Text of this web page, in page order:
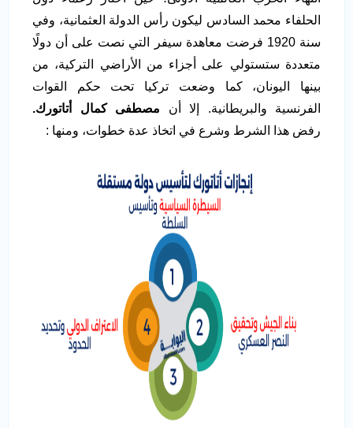
الحلفاء محمد السادس ليكون رأس الدولة العثمانية، وفي
سنة 1920 فرضت معاهدة سيفر التي نصت على أن دولًا
متعددة ستستولي على أجزاء من الأراضي التركية، من
بينها اليونان، كما وضعت تركيا تحت حكم القوات
الفرنسية والبريطانية. إلا أن مصطفى كمال أتاتورك.
رفض هذا الشرط وشرع في اتخاذ عدة خطوات، ومنها :